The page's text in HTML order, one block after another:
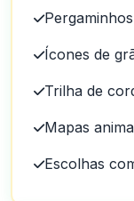
Ícones de
Trilha de
Mapas
Escolhas